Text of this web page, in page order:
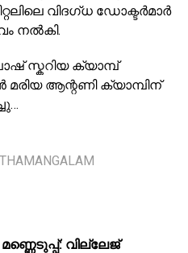
വിദഗ്ധ ഡോക്ടർമാർ
നൽകി.
സ്കറിയ ക്യാമ്പ്
ആന്റണി ക്യാമ്പിന്
വില്ലേജ്